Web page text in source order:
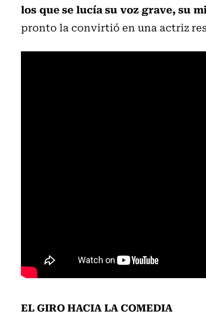
los que se lucía su voz grave, su
pronto la convirtió en una actriz
EL GIRO HACIA LA COMEDIA